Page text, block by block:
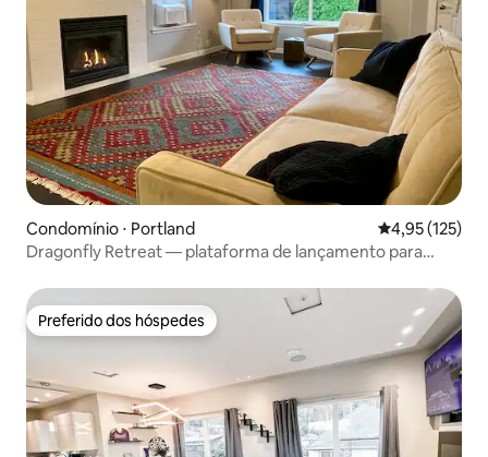
Condomínio ⋅ Portland 4,95 de uma
4,95 (125)
Dragonfly Retreat — plataforma de lançamento para
Preferido dos hóspedes
Preferido dos hóspedes